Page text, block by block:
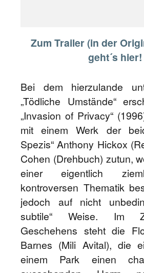
Zum Trailer (in der
geht´s hier!
Bei dem hierzulande
„Tödliche Umstände“
„Invasion of Privacy“
mit einem Werk der
Spezis“ Anthony Hickox
Cohen (Drehbuch) zutun,
einer eigentlich
kontroversen Thematik
jedoch auf nicht
subtile“ Weise. Im
Geschehens steht die
Barnes (Mili Avital), die
einem Park einen